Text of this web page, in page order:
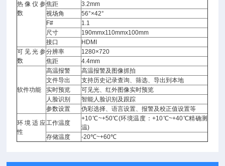
热像仪参
数
焦距
3.2mm
视场角
56°×42°
F#
1.1
尺寸
190mmx110mmx100mm
接口
HDMI
可见光参
数
分辨率
1280×720
焦距
4.4mm
软件功能
高温报警
高温报警及图像抓拍
文件导出
支持历史记录查询、筛选、导出到本地
实时预览
可见光、红外图像实时预览
人脸识别
智能人脸识别及跟踪
参数设置
伪彩选择、语言设置、报警及校正值设置等
环境适应
性
工作温度
+10℃~+50℃(环境温度：+10℃~+40℃精确测
温)
存储温度
-20℃~+60℃